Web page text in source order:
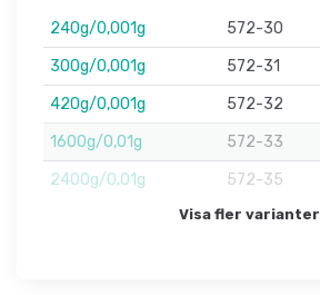
240g/0,001g 572-30
300g/0,001g
572-31
420g/0,001g
572-32
1600g/0,01g
572-33
2400g/0,01g
572-35
Visa fler varianter